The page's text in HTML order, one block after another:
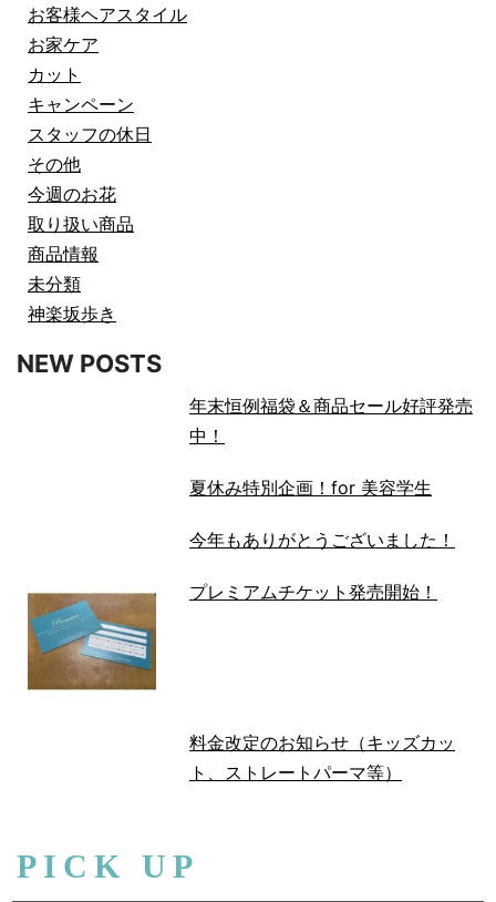
お客様ヘアスタイル
お家ケア
カット
キャンペーン
スタッフの休日
その他
今週のお花
取り扱い商品
商品情報
未分類
神楽坂歩き
NEW POSTS
年末恒例福袋＆商品セール好評発売
中！
夏休み特別企画！for 美容学生
今年もありがとうございました！
プレミアムチケット発売開始！
料金改定のお知らせ（キッズカッ
ト、ストレートパーマ等）
PICK UP